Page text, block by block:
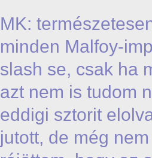
MK:
minden Malfoy-
slash se, csak ha
azt nem is tudom
eddigi sztorit
jutott, de még